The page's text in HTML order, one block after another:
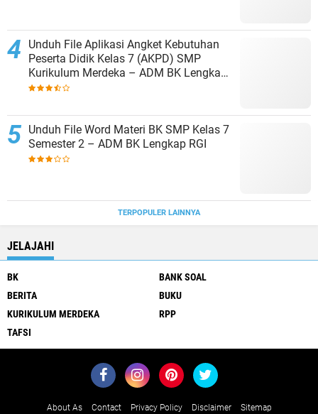
Unduh File Aplikasi Angket Kebutuhan
Peserta Didik Kelas 7 (AKPD) SMP
Kurikulum Merdeka – ADM BK Lengkap
RGI
Unduh File Word Materi BK SMP Kelas 7
Semester 2 – ADM BK Lengkap RGI
TERPOPULER LAINNYA
JELAJAHI
BK
BANK SOAL
BERITA
BUKU
KURIKULUM MERDEKA
RPP
TAFSI
About As Contact Privacy Policy Disclaimer Sitemap